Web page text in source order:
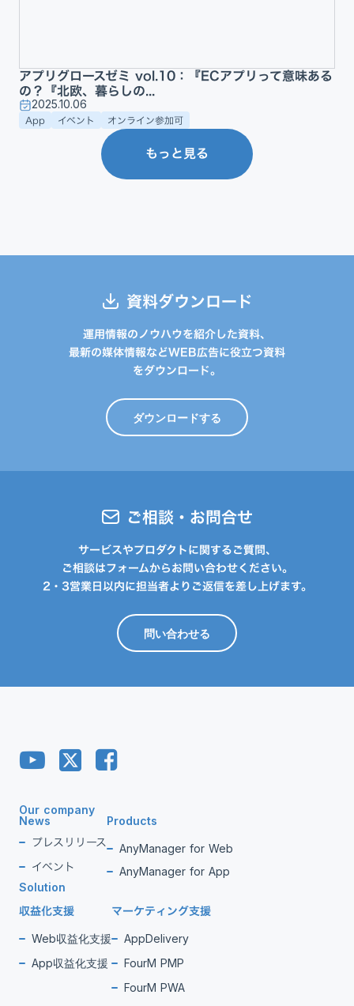
アプリグロースゼミ vol.10：『ECアプリって意味ある
の？『北欧、暮らしの...
2025.10.06
App イベント オンライン参加可
もっと見る
資料ダウンロード
運用情報のノウハウを紹介した資料、
最新の媒体情報などWEB広告に役立つ資料
をダウンロード。
ダウンロードする
ご相談・お問合せ
サービスやプロダクトに関するご質問、
ご相談はフォームからお問い合わせください。
2・3営業日以内に担当者よりご返信を差し上げます。
問い合わせる
Our company
News
プレスリリース
イベント
Products
AnyManager for Web
AnyManager for App
Solution
収益化支援
Web収益化支援
App収益化支援
マーケティング支援
AppDelivery
FourM PMP
FourM PWA